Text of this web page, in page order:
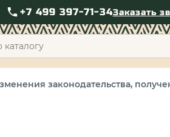
+7 499 397-71-34Заказать
законодательства,